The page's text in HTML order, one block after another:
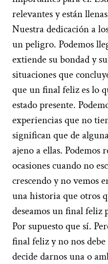
relevantes y están
Nuestra dedicación a
un peligro. Podemos
extiende su bondad y
situaciones que
que un final feliz es lo
estado presente.
experiencias que no
significan que de
ajeno a ellas. Podemos
ocasiones cuando no
crescendo y no vemos
una historia que otros
deseamos un final
Por supuesto que sí.
final feliz y no nos debe
decide darnos una o